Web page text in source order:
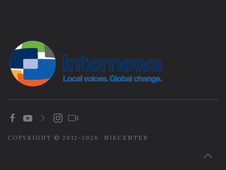
COPYRIGHT © 2012-2026. NIKCENTER